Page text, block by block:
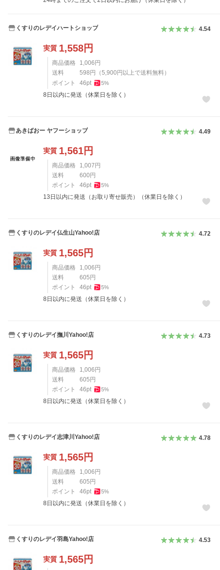
くすりのレデイハートショップ 4.54
実質 1,558円
商品価格 1,006 円
送料
598 円 （5,900 円以上で送料無料）
ポイント
46pt 5%
8日以内に発送（休業日を除く）
あきばおー ヤフーショップ 4.49
実質 1,561円
商品価格 1,007 円
送料
600 円
ポイント
46pt 5%
13日以内に発送（お取り寄せ販売）（休業日を除く）
くすりのレデイ仏生山Yahoo!店 4.72
実質 1,565円
商品価格 1,006 円
送料
605 円
ポイント
46pt 5%
8日以内に発送（休業日を除く）
くすりのレデイ撫川Yahoo!店 4.73
実質 1,565円
商品価格 1,006 円
送料
605 円
ポイント
46pt 5%
8日以内に発送（休業日を除く）
くすりのレデイ志津川Yahoo!店 4.78
実質 1,565円
商品価格 1,006 円
送料
605 円
ポイント
46pt 5%
8日以内に発送（休業日を除く）
くすりのレデイ羽島Yahoo!店 4.53
実質 1,565円